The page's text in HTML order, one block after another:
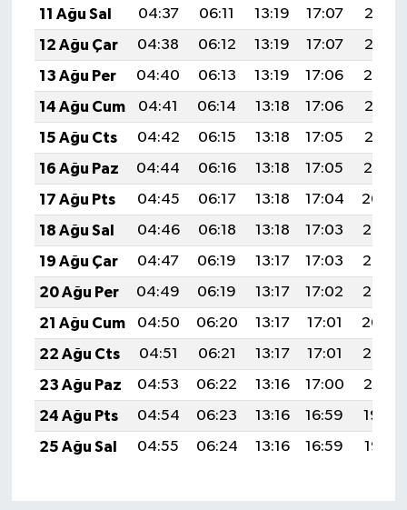
11 Ağu Sal
04:37 06:11 13:19 17:07
20:17
12 Ağu Çar
04:38 06:12 13:19 17:07
20:15
13 Ağu Per
04:40 06:13 13:19 17:06
20:14
14 Ağu Cum
04:41 06:14 13:18 17:06
20:13
15 Ağu Cts
04:42 06:15 13:18 17:05
20:12
16 Ağu Paz
04:44 06:16 13:18 17:05
20:10
17 Ağu Pts
04:45 06:17 13:18 17:04
20:09
18 Ağu Sal
04:46 06:18 13:18 17:03
20:08
19 Ağu Çar
04:47 06:19 13:17 17:03
20:06
20 Ağu Per
04:49 06:19 13:17 17:02
20:05
21 Ağu Cum
04:50 06:20 13:17 17:01
20:04
22 Ağu Cts
04:51 06:21 13:17 17:01
20:02
23 Ağu Paz
04:53 06:22 13:16 17:00
20:01
24 Ağu Pts
04:54 06:23 13:16 16:59
19:59
25 Ağu Sal
04:55 06:24 13:16 16:59 19:58